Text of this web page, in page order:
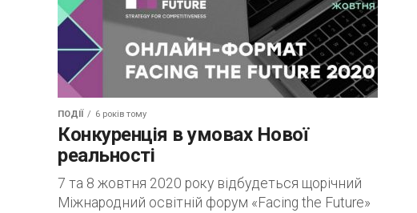
ПОДІЇ 6 років тому
Конкуренція в умовах Нової
реальності
7 та 8 жовтня 2020 року відбудеться щорічний
Міжнародний освітній форум «Facing the Future»